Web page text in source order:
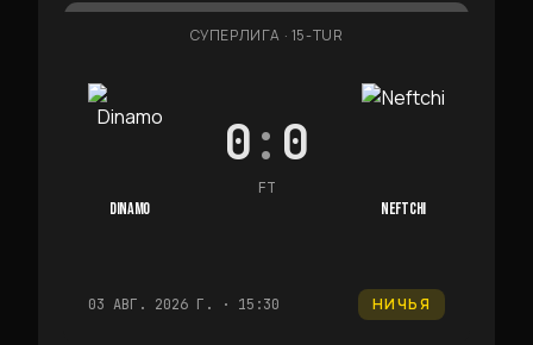
СУПЕРЛИГА · 15-TUR
DINAMO
0: 0
FT
NEFTCHI
03 АВГ. 2026 Г. · 15:30 НИЧЬЯ